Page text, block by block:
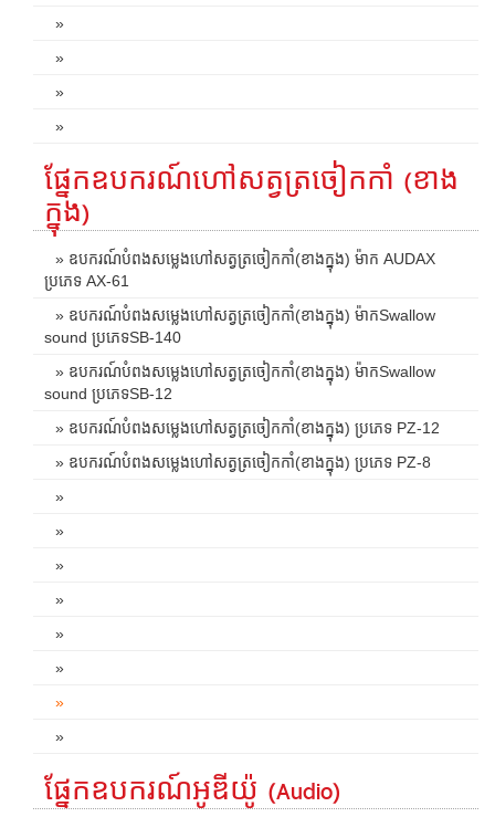
»
»
»
»
ផ្នែកឧបករណ៍ហៅសត្វត្រចៀកកាំ (ខាង
ក្នុង)
» ឧបករណ៍បំពងសម្លេងហៅសត្វត្រចៀកកាំ(ខាងក្នុង) ម៉ាក AUDAX
ប្រភេទ AX-61
» ឧបករណ៍បំពងសម្លេងហៅសត្វត្រចៀកកាំ(ខាងក្នុង) ម៉ាកSwallow
sound ប្រភេទSB-140
» ឧបករណ៍បំពងសម្លេងហៅសត្វត្រចៀកកាំ(ខាងក្នុង) ម៉ាកSwallow
sound ប្រភេទSB-12
» ឧបករណ៍បំពងសម្លេងហៅសត្វត្រចៀកកាំ(ខាងក្នុង) ប្រភេទ PZ-12
» ឧបករណ៍បំពងសម្លេងហៅសត្វត្រចៀកកាំ(ខាងក្នុង) ប្រភេទ PZ-8
»
»
»
»
»
»
»
»
ផ្នែកឧបករណ៍អូឌីយ៉ូ (Audio)